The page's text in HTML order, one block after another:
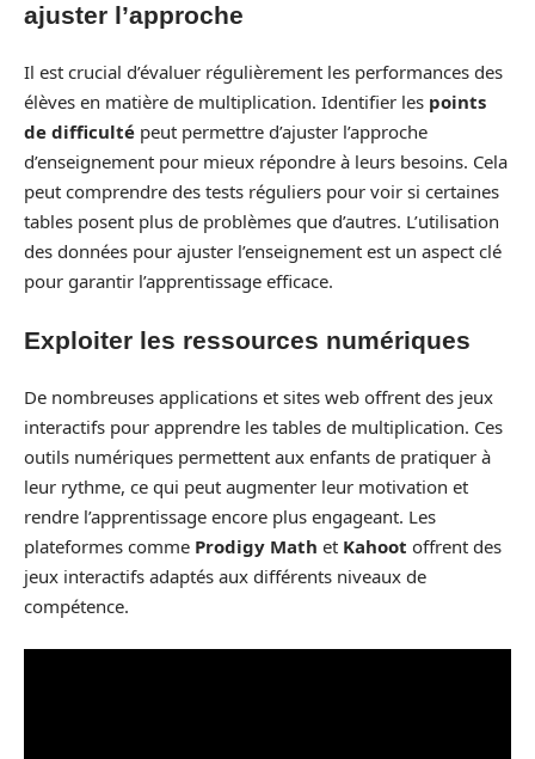
ajuster l’approche
Il est crucial d’évaluer régulièrement les performances des
élèves en matière de multiplication. Identifier les points
de difficulté peut permettre d’ajuster l’approche
d’enseignement pour mieux répondre à leurs besoins. Cela
peut comprendre des tests réguliers pour voir si certaines
tables posent plus de problèmes que d’autres. L’utilisation
des données pour ajuster l’enseignement est un aspect clé
pour garantir l’apprentissage efficace.
Exploiter les ressources numériques
De nombreuses applications et sites web offrent des jeux
interactifs pour apprendre les tables de multiplication. Ces
outils numériques permettent aux enfants de pratiquer à
leur rythme, ce qui peut augmenter leur motivation et
rendre l’apprentissage encore plus engageant. Les
plateformes comme Prodigy Math et Kahoot offrent des
jeux interactifs adaptés aux différents niveaux de
compétence.